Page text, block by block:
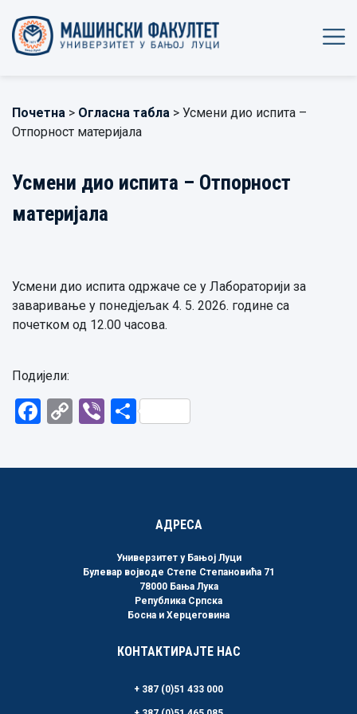
Почетна > Огласна табла > Усмени дио испита –
Отпорност материјала
Усмени дио испита – Отпорност
материјала
Усмени дио испита одржаче се у Лабораторији за
заваривање у понедјељак 4. 5. 2026. године са
почетком од 12.00 часова.
Подијели:
Facebook
CopyViberShare
АДРЕСА
Универзитет у Бањој Луци
Булевар војводе Степе Степановића 71
78000 Бања Лука
Република Српска
Босна и Херцеговина
КОНТАКТИРАЈТЕ НАС
+ 387 (0)51 433 000